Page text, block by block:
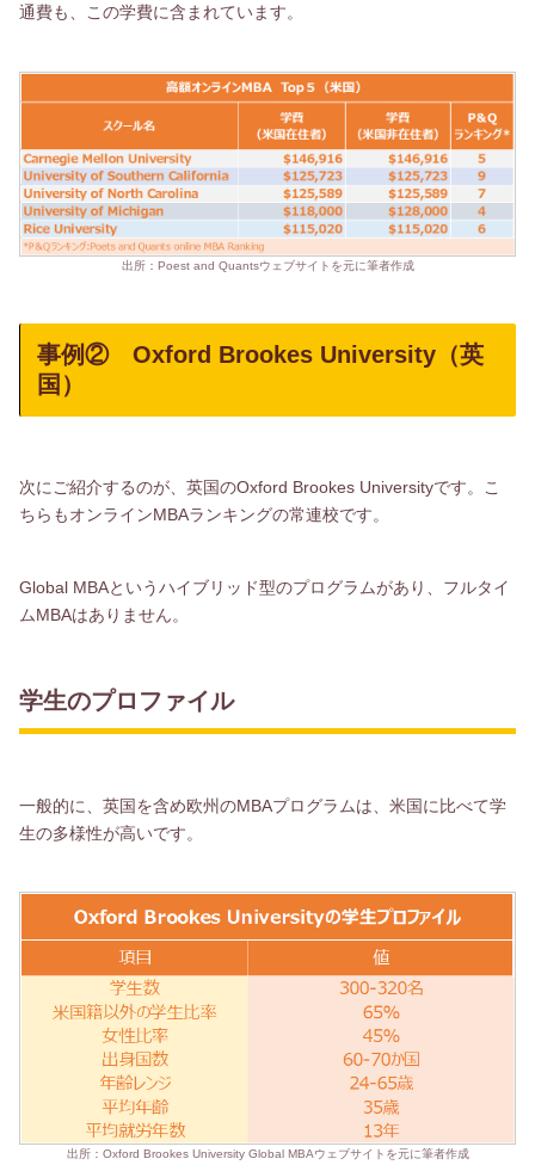
通費も、この学費に含まれています。
出所：Poest and Quantsウェブサイトを元に筆者作成
事例② Oxford Brookes University（英
国）
次にご紹介するのが、英国のOxford Brookes Universityです。こ
ちらもオンラインMBAランキングの常連校です。
Global MBAというハイブリッド型のプログラムがあり、フルタイ
ムMBAはありません。
学生のプロファイル
一般的に、英国を含め欧州のMBAプログラムは、米国に比べて学
生の多様性が高いです。
出所：Oxford Brookes University Global MBAウェブサイトを元に筆者作成